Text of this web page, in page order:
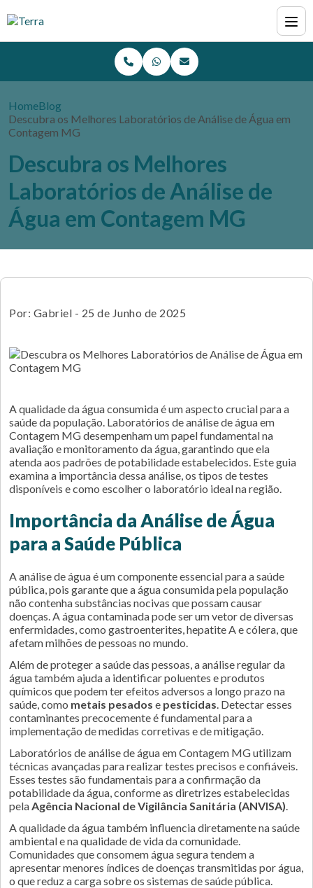
HomeBlog
Descubra os Melhores Laboratórios de Análise de Água em
Contagem MG
Descubra os Melhores
Laboratórios de Análise de
Água em Contagem MG
Por: Gabriel - 25 de Junho de 2025
A qualidade da água consumida é um aspecto crucial para a
saúde da população. Laboratórios de análise de água em
Contagem MG desempenham um papel fundamental na
avaliação e monitoramento da água, garantindo que ela
atenda aos padrões de potabilidade estabelecidos. Este guia
examina a importância dessa análise, os tipos de testes
disponíveis e como escolher o laboratório ideal na região.
Importância da Análise de Água
para a Saúde Pública
A análise de água é um componente essencial para a saúde
pública, pois garante que a água consumida pela população
não contenha substâncias nocivas que possam causar
doenças. A água contaminada pode ser um vetor de diversas
enfermidades, como gastroenterites, hepatite A e cólera, que
afetam milhões de pessoas no mundo.
Além de proteger a saúde das pessoas, a análise regular da
água também ajuda a identificar poluentes e produtos
químicos que podem ter efeitos adversos a longo prazo na
saúde, como metais pesados e pesticidas. Detectar esses
contaminantes precocemente é fundamental para a
implementação de medidas corretivas e de mitigação.
Laboratórios de análise de água em Contagem MG utilizam
técnicas avançadas para realizar testes precisos e confiáveis.
Esses testes são fundamentais para a confirmação da
potabilidade da água, conforme as diretrizes estabelecidas
pelaAgência Nacional de Vigilância Sanitária (ANVISA).
A qualidade da água também influencia diretamente na saúde
ambiental e na qualidade de vida da comunidade.
Comunidades que consomem água segura tendem a
apresentar menores índices de doenças transmitidas por água,
o que reduz a carga sobre os sistemas de saúde pública.